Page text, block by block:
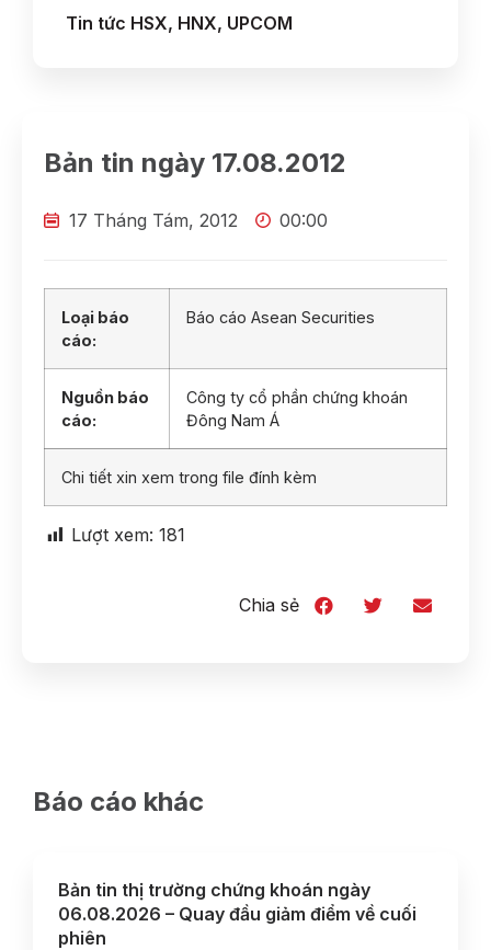
Tin tức HSX, HNX, UPCOM
Bản tin ngày 17.08.2012
17 Tháng Tám, 2012 00:00
Loại báo
cáo:
Báo cáo Asean Securities
Nguồn báo
cáo:
Công ty cổ phần chứng khoán
Đông Nam Á
Chi tiết xin xem trong file đính kèm
Lượt xem: 181
Chia sẻ
Báo cáo khác
Bản tin thị trường chứng khoán ngày
06.08.2026 – Quay đầu giảm điểm về cuối
phiên